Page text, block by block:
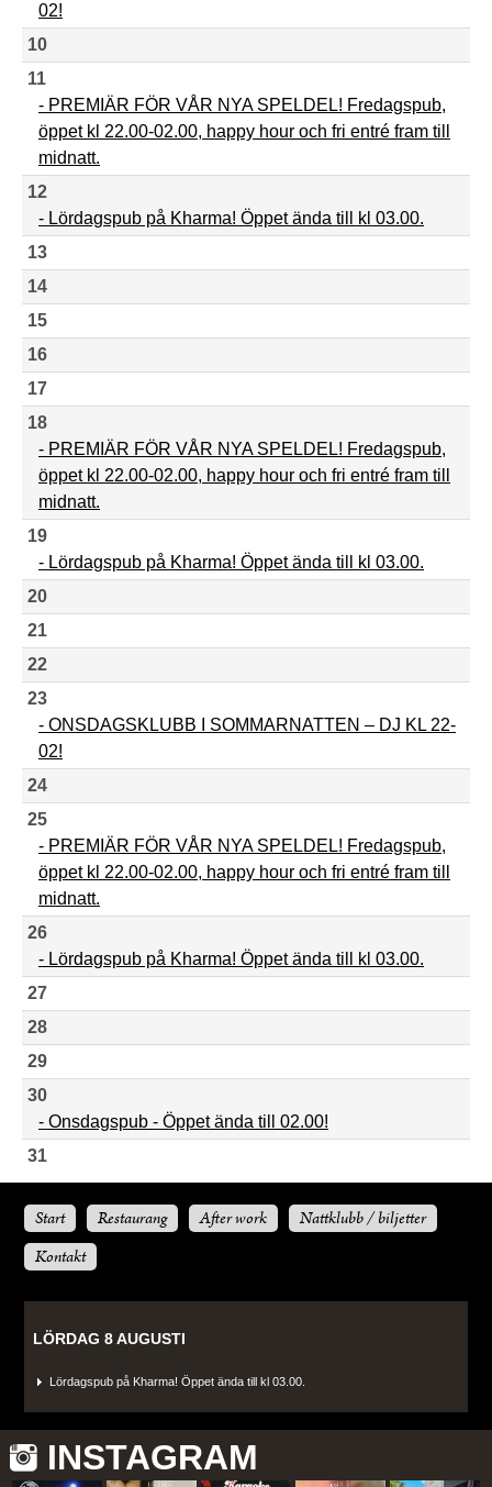
02!
10
11
- PREMIÄR FÖR VÅR NYA SPELDEL! Fredagspub,
öppet kl 22.00-02.00, happy hour och fri entré fram till
midnatt.
12
- Lördagspub på Kharma! Öppet ända till kl 03.00.
13
14
15
16
17
18
- PREMIÄR FÖR VÅR NYA SPELDEL! Fredagspub,
öppet kl 22.00-02.00, happy hour och fri entré fram till
midnatt.
19
- Lördagspub på Kharma! Öppet ända till kl 03.00.
20
21
22
23
- ONSDAGSKLUBB I SOMMARNATTEN – DJ KL 22-
02!
24
25
- PREMIÄR FÖR VÅR NYA SPELDEL! Fredagspub,
öppet kl 22.00-02.00, happy hour och fri entré fram till
midnatt.
26
- Lördagspub på Kharma! Öppet ända till kl 03.00.
27
28
29
30
- Onsdagspub - Öppet ända till 02.00!
31
Start Restaurang After work
Nattklubb / biljetter
Kontakt
LÖRDAG 8 AUGUSTI
Lördagspub på Kharma! Öppet ända till kl 03.00.
INSTAGRAM